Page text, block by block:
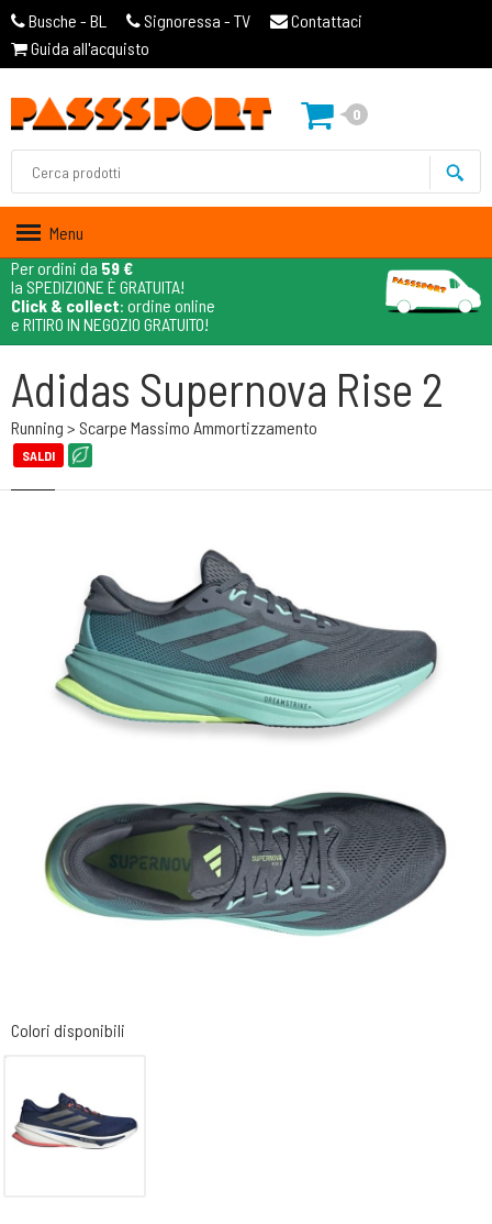
Busche - BL Signoressa - TV
Contattaci
Guida all'acquisto
0
Menu
Per ordini da 59 €
la SPEDIZIONE È GRATUITA!
Click & collect: ordine online
e RITIRO IN NEGOZIO GRATUITO!
Adidas Supernova Rise 2
Running > Scarpe Massimo Ammortizzamento
SALDI
Colori disponibili